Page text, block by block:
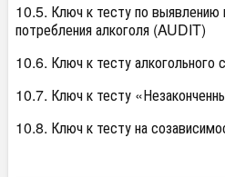
10.5. Ключ к тесту по выявлению
потребления алкоголя (AUDIT)
10.6. Ключ к тесту алкогольного
10.7. Ключ к тесту
10.8. Ключ к тесту на